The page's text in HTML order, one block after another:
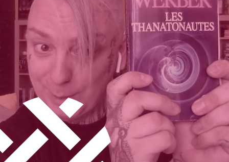
Stadt Differdingen
Kontakt